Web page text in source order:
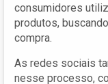
consumidores
produtos,
compra.
As redes sociais
nesse processo,